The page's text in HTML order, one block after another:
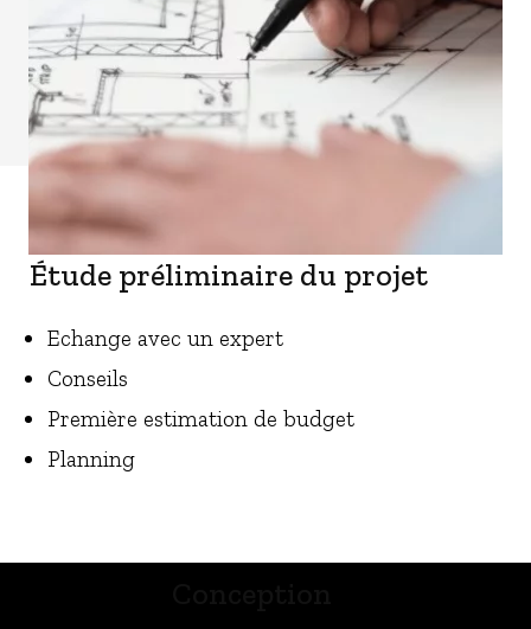
Étude préliminaire du projet
Echange avec un expert
Conseils
Première estimation de budget
Planning